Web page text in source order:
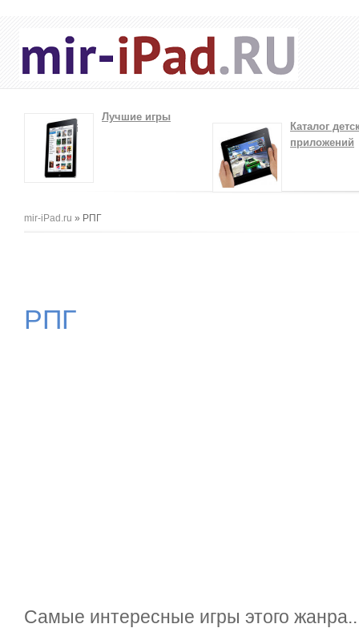
Лучшие игры
Каталог
приложений
Вы здесь
mir-iPad.ru » РПГ
РПГ
Самые интересные игры этого